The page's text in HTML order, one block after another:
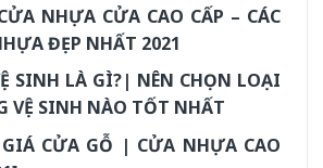
NHỰA CỬA CAO CẤP – CÁC
ĐẸP NHẤT 2021
SINH LÀ GÌ?| NÊN CHỌN LOẠI
VỆ SINH NÀO TỐT NHẤT
CỬA GỖ | CỬA NHỰA CAO